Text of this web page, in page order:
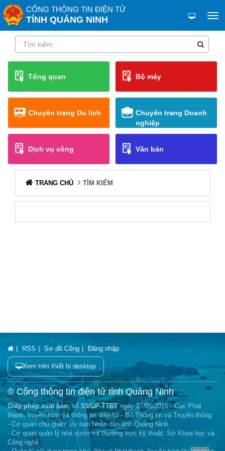
CỔNG THÔNG TIN ĐIỆN TỬ
TỈNH QUẢNG NINH
Tổng quan Bộ máy
Chuyên trang Du lịch
Chuyên trang Doanh
nghiệp
Dịch vụ công Văn bản
TRANG CHỦ TÌM KIẾM
RSS Sơ đồ Cổng Đăng nhập
Xem trên thiết bị desktop
© Cổng thông tin điện tử tỉnh Quảng Ninh
Giấy phép xuất bản:số53/GP-TTĐTngày 27/05/2015 - Cục Phát
thanh, truyền hình và thông tin điện tử - Bộ Thông tin và Truyền thông.
- Cơ quan chủ quản: Ủy ban Nhân dân tỉnh Quảng Ninh.
- Cơ quan quản lý nhà nước và thường trực kỹ thuật: Sở Khoa học và
Công nghệ.